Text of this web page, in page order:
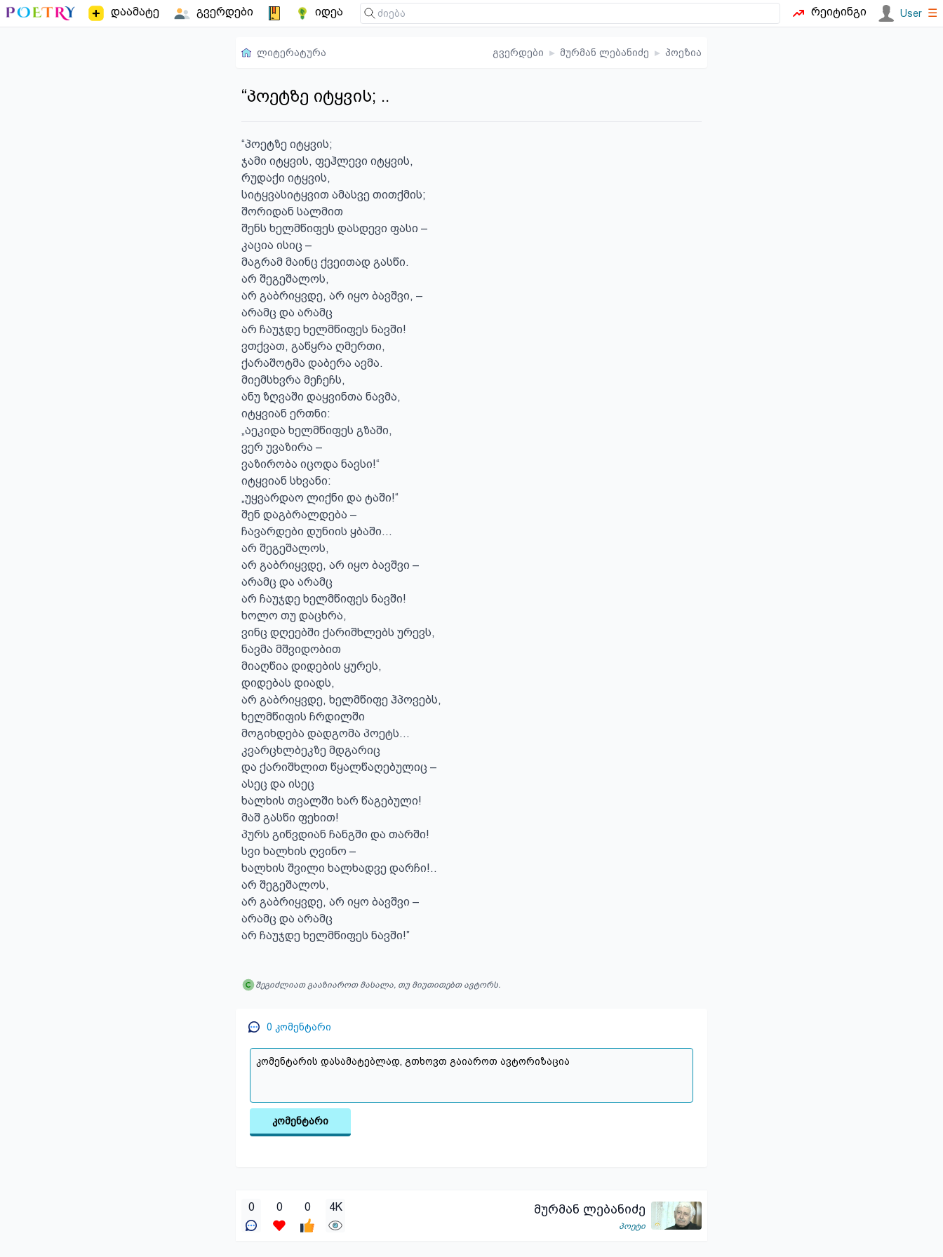
დაამატე გვერდები იდეა რეიტინგი User ☰
ლიტერატურა გვერდები ▸ მურმან ლებანიძე ▸ პოეზია
“პოეტზე იტყვის; ..
“პოეტზე იტყვის;
ჯამი იტყვის, ფეჰლევი იტყვის,
რუდაქი იტყვის,
სიტყვასიტყვით ამასვე თითქმის;
შორიდან სალმით
შენს ხელმწიფეს დასდევი ფასი –
კაცია ისიც –
მაგრამ მაინც ქვეითად გასწი.
არ შეგეშალოს,
არ გაბრიყვდე, არ იყო ბავშვი, –
არამც და არამც
არ ჩაუჯდე ხელმწიფეს ნავში!
ვთქვათ, გაწყრა ღმერთი,
ქარაშოტმა დაბერა ავმა.
მიემსხვრა მეჩეჩს,
ანუ ზღვაში დაყვინთა ნავმა,
იტყვიან ერთნი:
„აეკიდა ხელმწიფეს გზაში,
ვერ უვაზირა –
ვაზირობა იცოდა ნავსი!“
იტყვიან სხვანი:
„უყვარდაო ლიქნი და ტაში!“
შენ დაგბრალდება –
ჩავარდები დუნიის ყბაში…
არ შეგეშალოს,
არ გაბრიყვდე, არ იყო ბავშვი –
არამც და არამც
არ ჩაუჯდე ხელმწიფეს ნავში!
ხოლო თუ დაცხრა,
ვინც დღეებში ქარიშხლებს ურევს,
ნავმა მშვიდობით
მიაღწია დიდების ყურეს,
დიდებას დიადს,
არ გაბრიყვდე, ხელმწიფე ჰპოვებს,
ხელმწიფის ჩრდილში
მოგიხდება დადგომა პოეტს…
კვარცხლბეკზე მდგარიც
და ქარიშხლით წყალწაღებულიც –
ასეც და ისეც
ხალხის თვალში ხარ წაგებული!
მაშ გასწი ფეხით!
პურს გიწვდიან ჩანგში და თარში!
სვი ხალხის ღვინო –
ხალხის შვილი ხალხადვე დარჩი!..
არ შეგეშალოს,
არ გაბრიყვდე, არ იყო ბავშვი –
არამც და არამც
არ ჩაუჯდე ხელმწიფეს ნავში!”
შეგიძლიათ გააზიაროთ მასალა, თუ მიუთითებთ ავტორს.
0 კომენტარი
კომენტარი
0 0 0 4K მურმან ლებანიძე
პოეტი